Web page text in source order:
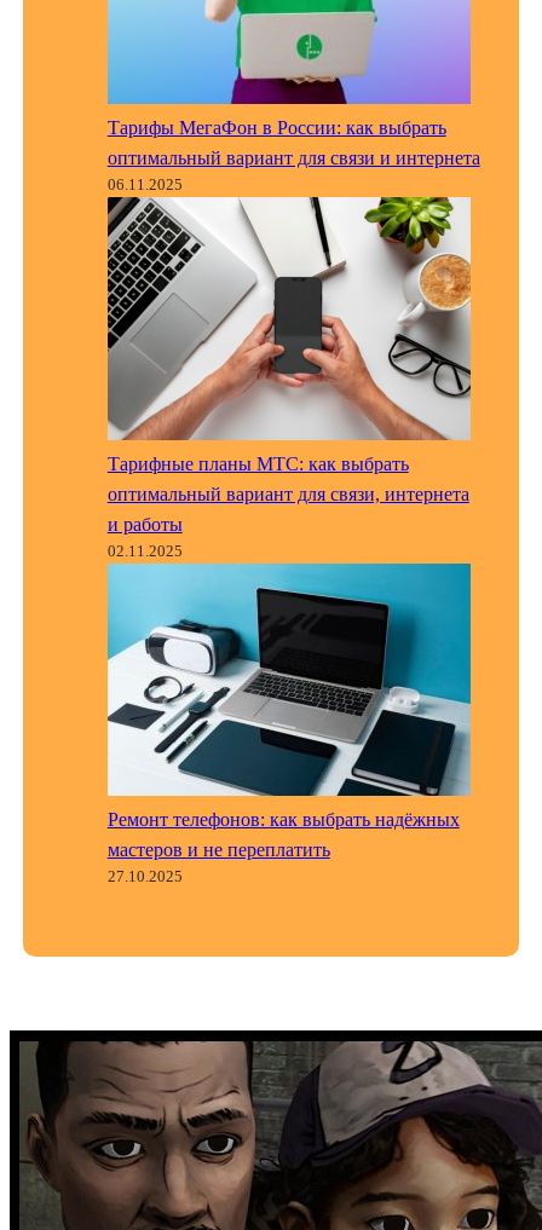
Тарифы МегаФон в России: как выбрать
оптимальный вариант для связи и интернета
06.11.2025
Тарифные планы МТС: как выбрать
оптимальный вариант для связи, интернета
и работы
02.11.2025
Ремонт телефонов: как выбрать надёжных
мастеров и не переплатить
27.10.2025